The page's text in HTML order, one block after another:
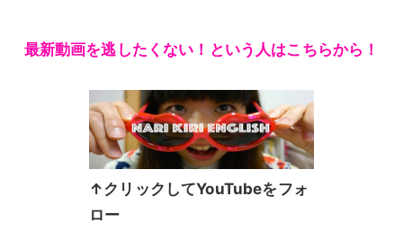
最新動画を逃したくない！という人はこちらから！
↑クリックしてYouTubeをフォ
ロー